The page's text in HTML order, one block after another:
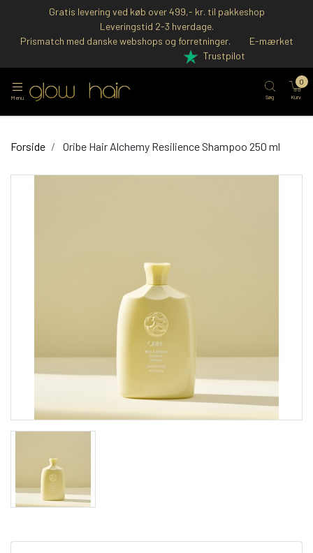
Gratis levering ved køb over 499,- kr. til pakkeshop
Leveringstid 2-3 hverdage.
Prismatch med danske webshops og forretninger.
E-mærket
Trustpilot
Menu Søg Kurv
0
Forside Oribe Hair Alchemy Resilience Shampoo 250 ml